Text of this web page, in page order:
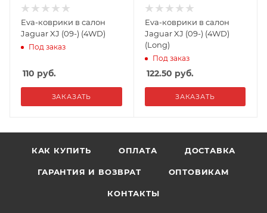
Eva-коврики в салон
Jaguar XJ (09-) (4WD)
Под заказ
110 руб.
ЗАКАЗАТЬ
Eva-коврики в салон
Jaguar XJ (09-) (4WD)
(Long)
Под заказ
122.50 руб.
ЗАКАЗАТЬ
КАК КУПИТЬ ОПЛАТА ДОСТАВКА
ГАРАНТИЯ И ВОЗВРАТ ОПТОВИКАМ
КОНТАКТЫ